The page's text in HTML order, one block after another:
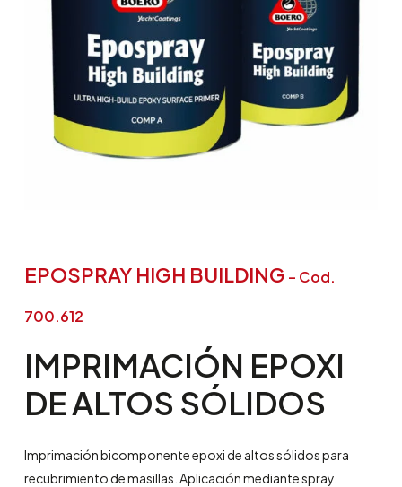
EPOSPRAY HIGH BUILDING – Cod.
700.612
IMPRIMACIÓN EPOXI
DEALTOS SÓLIDOS
Imprimación bicomponente epoxi de altos sólidos para
recubrimiento de masillas. Aplicación mediante spray.